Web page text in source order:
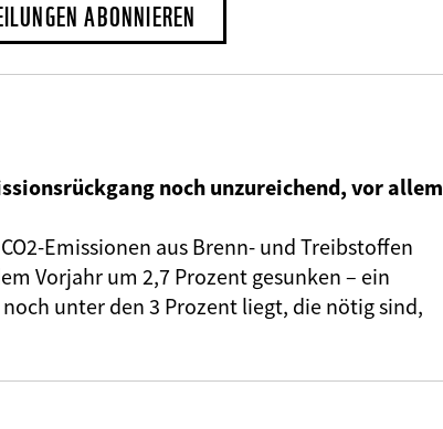
ABONNIEREN
noch unzureichend, vor allem
Emissionen aus Brenn- und Treibstoffen
Vorjahr um 2,7 Prozent gesunken – ein
unter den 3 Prozent liegt, die nötig sind,